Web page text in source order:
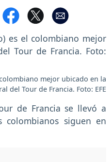
mejor ubicado en la
del Tour de Francia. Foto: EFE
de Francia se llevó a
colombianos siguen en